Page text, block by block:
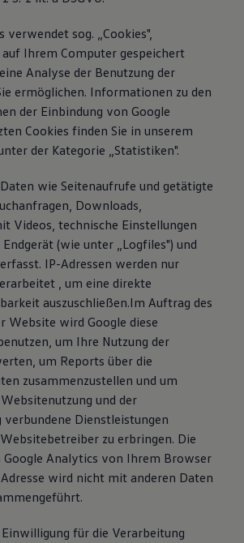
verwendet sog. „Cookies",
Ihrem Computer gespeichert
Analyse der Benutzung der
ermöglichen. Informationen zu den
der Einbindung von Google
Cookies finden Sie in unserem
der Kategorie „Statistiken".
wie Seitenaufrufe und getätigte
Downloads,
Videos, technische Einstellungen
(wie unter „Logfiles") und
IP-Adressen werden nur
, um eine direkte
auszuschließen.Im Auftrag des
Website wird Google diese
um Ihre Nutzung der
um Reports über die
zusammenzustellen und um
und der
Dienstleistungen
zu erbringen. Die
Analytics von Ihrem Browser
wird nicht mit anderen Daten
für die Verarbeitung